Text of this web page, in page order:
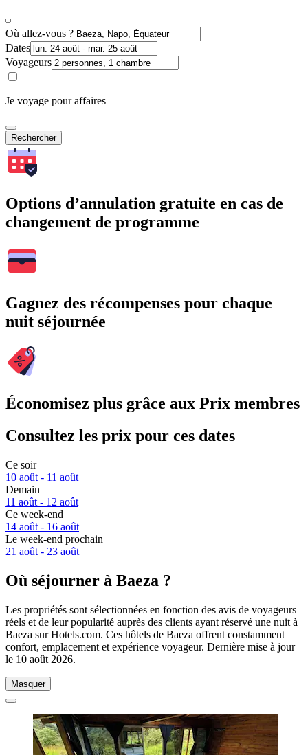
Où allez-vous ?
Dates
Voyageurs
Je voyage pour affaires
Rechercher
Options d’annulation gratuite en cas de
changement de programme
Gagnez des récompenses pour chaque
nuit séjournée
Économisez plus grâce aux Prix membres
Consultez les prix pour ces dates
Ce soir
10 août - 11 août
Demain
11 août - 12 août
Ce week-end
14 août - 16 août
Le week-end prochain
21 août - 23 août
Où séjourner à Baeza ?
Les propriétés sont sélectionnées en fonction des avis de voyageurs
réels et de leur popularité auprès des clients ayant réservé une nuit à
Baeza sur Hotels.com. Ces hôtels de Baeza offrent constamment
confort, emplacement et expérience voyageur. Dernière mise à jour
le 10 août 2026.
Masquer